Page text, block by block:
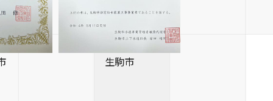
生駒市